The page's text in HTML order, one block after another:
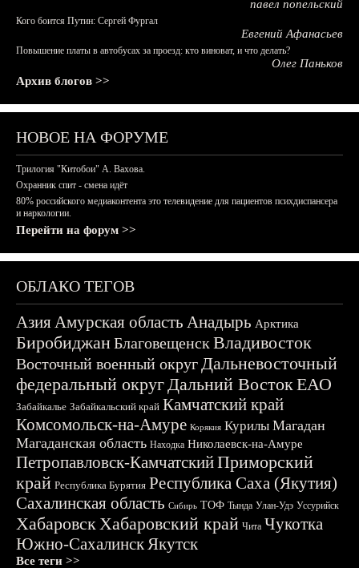
павел попельский
Кого боится Путин: Сергей Фургал
Евгений Афанасьев
Повышение платы в автобусах за проезд: кто виноват, и что делать?
Олег Паньков
Архив блогов >>
НОВОЕ НА ФОРУМЕ
Трилогия "Китобои" А. Вахова.
Охранник спит - смена идёт
80% российского медиаконтента это телевидение для пациентов психдиспансера
и наркологии.
Перейти на форум >>
ОБЛАКО ТЕГОВ
АзияАмурская область Анадырь Арктика
БиробиджанБлаговещенскВладивосток
Восточный военный округДальневосточный
федеральный округДальний ВостокЕАО
Забайкалье Забайкальский край Камчатский край
Комсомольск-на-Амуре Корякия Курилы Магадан
Магаданская область Находка Николаевск-на-Амуре
Петропавловск-КамчатскийПриморский
край Республика Бурятия Республика Саха (Якутия)
Сахалинская область Сибирь ТОФ Тында Улан-Удэ Уссурийск
ХабаровскХабаровский край Чита Чукотка
Южно-СахалинскЯкутск
Все теги >>